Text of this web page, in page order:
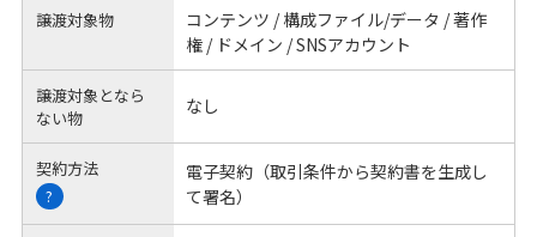
譲渡対象物
コンテンツ / 構成ファイル/データ / 著作
権 / ドメイン / SNSアカウント
譲渡対象となら
ない物
なし
契約方法
?
電子契約（取引条件から契約書を生成し
て署名）